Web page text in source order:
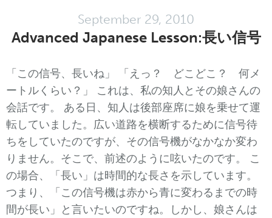
September 29, 2010
Advanced Japanese Lesson:長い信号
「この信号、長いね」 「えっ？ どこどこ？ 何メ
ートルくらい？」 これは、私の知人とその娘さんの
会話です。 ある日、知人は後部座席に娘を乗せて運
転していました。広い道路を横断するために信号待
ちをしていたのですが、その信号機がなかなか変わ
りません。そこで、前述のように呟いたのです。 こ
の場合、「長い」は時間的な長さを示しています。
つまり、「この信号機は赤から青に変わるまでの時
間が長い」と言いたいのですね。しかし、娘さんは